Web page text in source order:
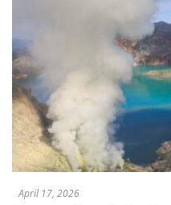
April 17, 2026